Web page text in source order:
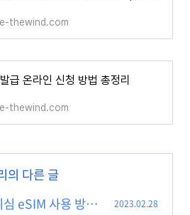
thewind.com
급 온라인 신청 방법 총정리
thewind.com
의 다른 글
eSIM 사용 방법
2023.02.28